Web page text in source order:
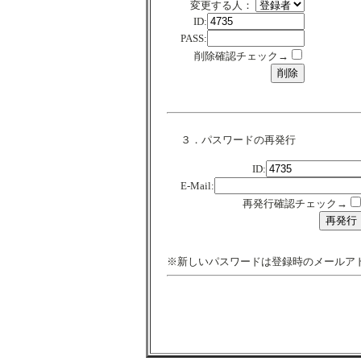
変更する人：
ID:
PASS:
削除確認チェック→
３．パスワードの再発行
ID:
E-Mail:
再発行確認チェック→
※新しいパスワードは登録時のメールア